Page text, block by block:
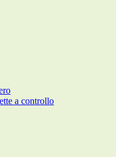
a controllo